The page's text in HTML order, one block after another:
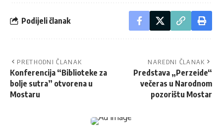
Podijeli članak
PRETHODNI ČLANAK
Konferencija “Biblioteke za
bolje sutra” otvorena u
Mostaru
NAREDNI ČLANAK
Predstava „Perzeide“
večeras u Narodnom
pozorištu Mostar